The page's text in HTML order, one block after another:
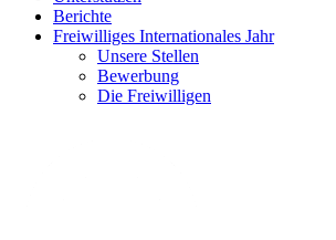
Berichte
Freiwilliges Internationales Jahr
Unsere Stellen
Bewerbung
Die Freiwilligen